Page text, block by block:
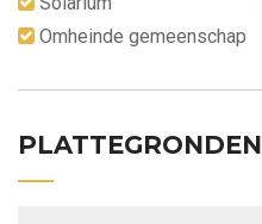
Omheinde gemeenschap
PLATTEGRONDEN